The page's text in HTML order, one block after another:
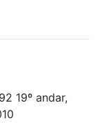
19º andar,